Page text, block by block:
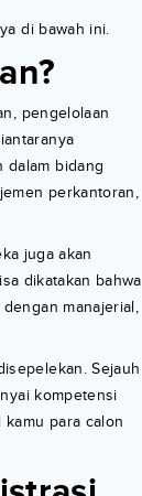
di bawah ini.
pengelolaan
dalam bidang
perkantoran,
juga akan
dikatakan bahwa
manajerial,
Sejauh
kompetensi
para calon